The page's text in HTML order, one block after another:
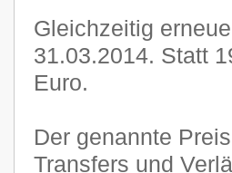
Gleichzeitig
31.03.2014. Statt
Euro.
Der genannte
Transfers und